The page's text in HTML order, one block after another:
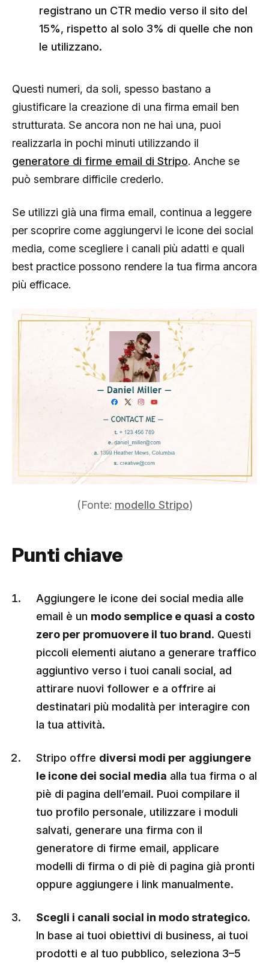
registrano un CTR medio verso il sito del
15%, rispetto al solo 3% di quelle che non
le utilizzano.
Questi numeri, da soli, spesso bastano a
giustificare la creazione di una firma email ben
strutturata. Se ancora non ne hai una, puoi
realizzarla in pochi minuti utilizzando il
generatore di firme email di Stripo. Anche se
può sembrare difficile crederlo.
Se utilizzi già una firma email, continua a leggere
per scoprire come aggiungervi le icone dei social
media, come scegliere i canali più adatti e quali
best practice possono rendere la tua firma ancora
più efficace.
(Fonte: modello Stripo)
Punti chiave
Aggiungere le icone dei social media alle
email è un modo semplice e quasi a costo
zero per promuovere il tuo brand. Questi
piccoli elementi aiutano a generare traffico
aggiuntivo verso i tuoi canali social, ad
attirare nuovi follower e a offrire ai
destinatari più modalità per interagire con
la tua attività.
Stripo offre diversi modi per aggiungere
le icone dei social media alla tua firma o al
piè di pagina dell’email. Puoi compilare il
tuo profilo personale, utilizzare i moduli
salvati, generare una firma con il
generatore di firme email, applicare
modelli di firma o di piè di pagina già pronti
oppure aggiungere i link manualmente.
Scegli i canali social in modo strategico.
In base ai tuoi obiettivi di business, ai tuoi
prodotti e al tuo pubblico, seleziona 3–5